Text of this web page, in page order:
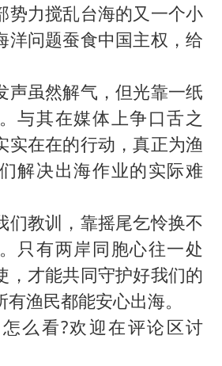
势力搅乱台海的又一个小
洋问题蚕食中国主权，给
声虽然解气，但光靠一纸
与其在媒体上争口舌之
实在在的行动，真正为渔
解决出海作业的实际难
们教训，靠摇尾乞怜换不
只有两岸同胞心往一处
，才能共同守护好我们的
渔民都能安心出海。
么看?欢迎在评论区讨